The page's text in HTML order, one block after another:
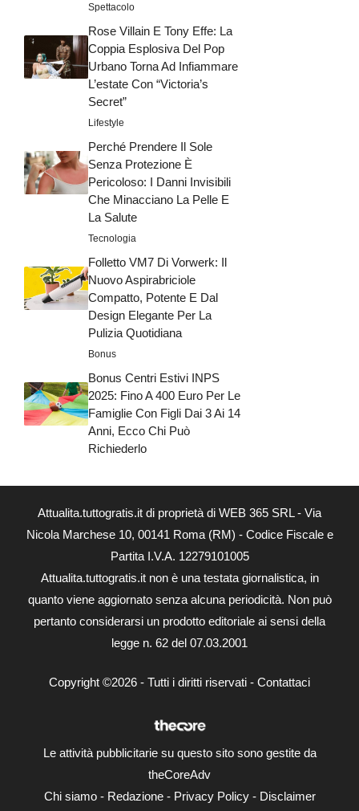
Spettacolo
Rose Villain E Tony Effe: La
Coppia Esplosiva Del Pop
Urbano Torna Ad Infiammare
L’estate Con “Victoria’s
Secret”
Lifestyle
Perché Prendere Il Sole
Senza Protezione È
Pericoloso: I Danni Invisibili
Che Minacciano La Pelle E
La Salute
Tecnologia
Folletto VM7 Di Vorwerk: Il
Nuovo Aspirabriciole
Compatto, Potente E Dal
Design Elegante Per La
Pulizia Quotidiana
Bonus
Bonus Centri Estivi INPS
2025: Fino A 400 Euro Per Le
Famiglie Con Figli Dai 3 Ai 14
Anni, Ecco Chi Può
Richiederlo
Attualita.tuttogratis.it di proprietà di WEB 365 SRL - Via
Nicola Marchese 10, 00141 Roma (RM) - Codice Fiscale e
Partita I.V.A. 12279101005
Attualita.tuttogratis.it non è una testata giornalistica, in
quanto viene aggiornato senza alcuna periodicità. Non può
pertanto considerarsi un prodotto editoriale ai sensi della
legge n. 62 del 07.03.2001
Copyright ©2026 - Tutti i diritti riservati - Contattaci
Le attività pubblicitarie su questo sito sono gestite da
theCoreAdv
Chi siamo- Redazione- Privacy Policy- Disclaimer